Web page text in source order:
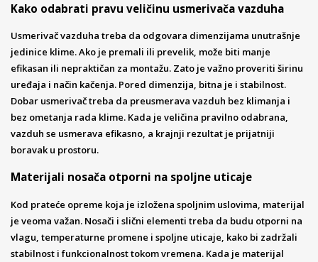
Kako odabrati pravu veličinu usmerivača vazduha
Usmerivač vazduha treba da odgovara dimenzijama unutrašnje
jedinice klime. Ako je premali ili prevelik, može biti manje
efikasan ili nepraktičan za montažu. Zato je važno proveriti širinu
uređaja i način kačenja. Pored dimenzija, bitna je i stabilnost.
Dobar usmerivač treba da preusmerava vazduh bez klimanja i
bez ometanja rada klime. Kada je veličina pravilno odabrana,
vazduh se usmerava efikasno, a krajnji rezultat je prijatniji
boravak u prostoru.
Materijali nosača otporni na spoljne uticaje
Kod prateće opreme koja je izložena spoljnim uslovima, materijal
je veoma važan. Nosači i slični elementi treba da budu otporni na
vlagu, temperaturne promene i spoljne uticaje, kako bi zadržali
stabilnost i funkcionalnost tokom vremena. Kada je materijal